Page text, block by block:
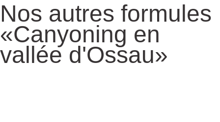
Nos autres formules
«Canyoning en
vallée d'Ossau»